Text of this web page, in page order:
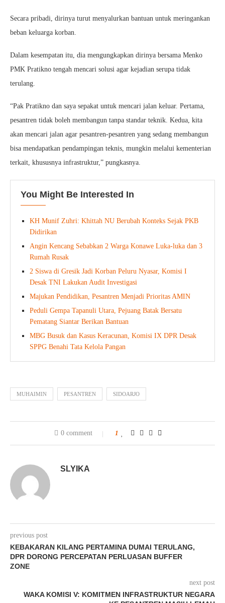
Secara pribadi, dirinya turut menyalurkan bantuan untuk meringankan
beban keluarga korban.
Dalam kesempatan itu, dia mengungkapkan dirinya bersama Menko
PMK Pratikno tengah mencari solusi agar kejadian serupa tidak
terulang.
“Pak Pratikno dan saya sepakat untuk mencari jalan keluar. Pertama,
pesantren tidak boleh membangun tanpa standar teknik. Kedua, kita
akan mencari jalan agar pesantren-pesantren yang sedang membangun
bisa mendapatkan pendampingan teknis, mungkin melalui kementerian
terkait, khususnya infrastruktur,” pungkasnya.
You Might Be Interested In
KH Munif Zuhri: Khittah NU Berubah Konteks Sejak PKB
Didirikan
Angin Kencang Sebabkan 2 Warga Konawe Luka-luka dan 3
Rumah Rusak
2 Siswa di Gresik Jadi Korban Peluru Nyasar, Komisi I
Desak TNI Lakukan Audit Investigasi
Majukan Pendidikan, Pesantren Menjadi Prioritas AMIN
Peduli Gempa Tapanuli Utara, Pejuang Batak Bersatu
Pematang Siantar Berikan Bantuan
MBG Busuk dan Kasus Keracunan, Komisi IX DPR Desak
SPPG Benahi Tata Kelola Pangan
MUHAIMIN PESANTREN SIDOARJO
0 comment 1
SLYIKA
previous post
KEBAKARAN KILANG PERTAMINA DUMAI TERULANG,
DPR DORONG PERCEPATAN PERLUASAN BUFFER
ZONE
next post
WAKA KOMISI V: KOMITMEN INFRASTRUKTUR NEGARA